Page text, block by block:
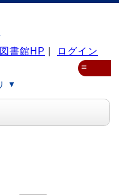
図書館HP ログイン
▼
≡